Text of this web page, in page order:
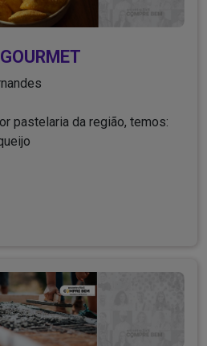
pastelaria da região, temos: